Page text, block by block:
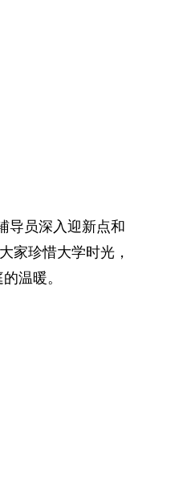
导员深入迎新点和
家珍惜大学时光，
温暖。